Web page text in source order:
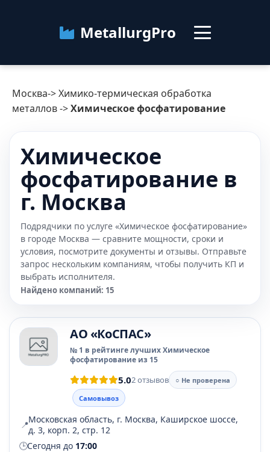
MetallurgPro
Москва
Категории
О сервисе Контакты
Москва->Химико-термическая обработка
металлов->Химическое фосфатирование
Химическое
фосфатирование в
г. Москва
Подрядчики по услуге «Химическое фосфатирование»
в городе Москва — сравните мощности, сроки и
условия, посмотрите документы и отзывы. Отправьте
запрос нескольким компаниям, чтобы получить КП и
выбрать исполнителя.
Найдено компаний: 15
АО «КоСПАС»
№ 1 в рейтинге лучших Химическое
фосфатирование из 15
5.02 отзывов
○ Не проверена
Самовывоз
📍Московская область, г. Москва, Каширское шоссе,
д. 3, корп. 2, стр. 12
🕒Сегодня до 17:00